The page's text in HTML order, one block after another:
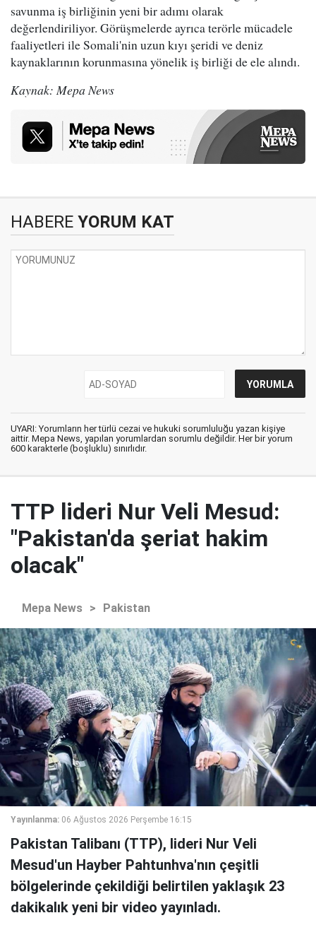
savunma iş birliğinin yeni bir adımı olarak
değerlendiriliyor. Görüşmelerde ayrıca terörle mücadele
faaliyetleri ile Somali'nin uzun kıyı şeridi ve deniz
kaynaklarının korunmasına yönelik iş birliği de ele alındı.
Kaynak: Mepa News
HABERE YORUM KAT
UYARI: Yorumların her türlü cezai ve hukuki sorumluluğu yazan kişiye
aittir. Mepa News, yapılan yorumlardan sorumlu değildir. Her bir yorum
600 karakterle (boşluklu) sınırlıdır.
TTP lideri Nur Veli Mesud:
"Pakistan'da şeriat hakim
olacak"
Mepa News > Pakistan
Yayınlanma: 06 Ağustos 2026 Perşembe 16:15
Pakistan Talibanı (TTP), lideri Nur Veli
Mesud'un Hayber Pahtunhva'nın çeşitli
bölgelerinde çekildiği belirtilen yaklaşık 23
dakikalık yeni bir video yayınladı.